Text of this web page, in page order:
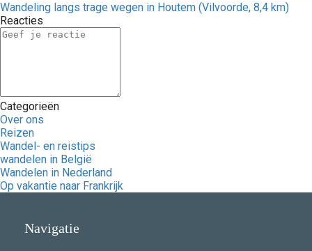
Wandeling langs trage wegen in Houtem (Vilvoorde, 8,4 km)
Reacties
Categorieën
Over ons
Reizen
Wandel- en reistips
wandelen in België
Wandelen in Nederland
Op vakantie naar Frankrijk
Navigatie